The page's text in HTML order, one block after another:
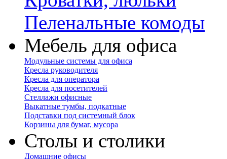
Пеленальные комоды
Мебель для офиса
Модульные системы для офиса
Кресла руководителя
Кресла для оператора
Кресла для посетителей
Стеллажи офисные
Выкатные тумбы, подкатные
Подставки под системный блок
Корзины для бумаг, мусора
Столы и столики
Домашние офисы